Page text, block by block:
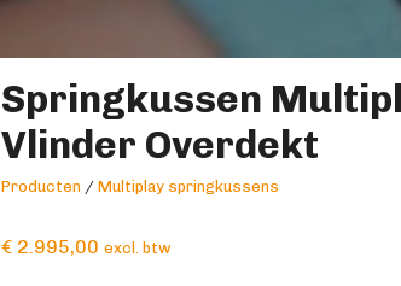
Springkussen
Vlinder Overdekt
Producten / Multiplay springkussens
€2.995,00 excl. btw